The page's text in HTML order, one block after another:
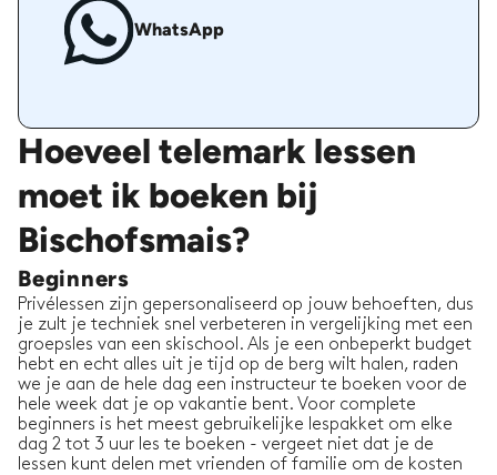
WhatsApp
Hoeveel telemark lessen
moet ik boeken bij
Bischofsmais?
Beginners
Privélessen zijn gepersonaliseerd op jouw behoeften, dus
je zult je techniek snel verbeteren in vergelijking met een
groepsles van een skischool. Als je een onbeperkt budget
hebt en echt alles uit je tijd op de berg wilt halen, raden
we je aan de hele dag een instructeur te boeken voor de
hele week dat je op vakantie bent. Voor complete
beginners is het meest gebruikelijke lespakket om elke
dag 2 tot 3 uur les te boeken - vergeet niet dat je de
lessen kunt delen met vrienden of familie om de kosten